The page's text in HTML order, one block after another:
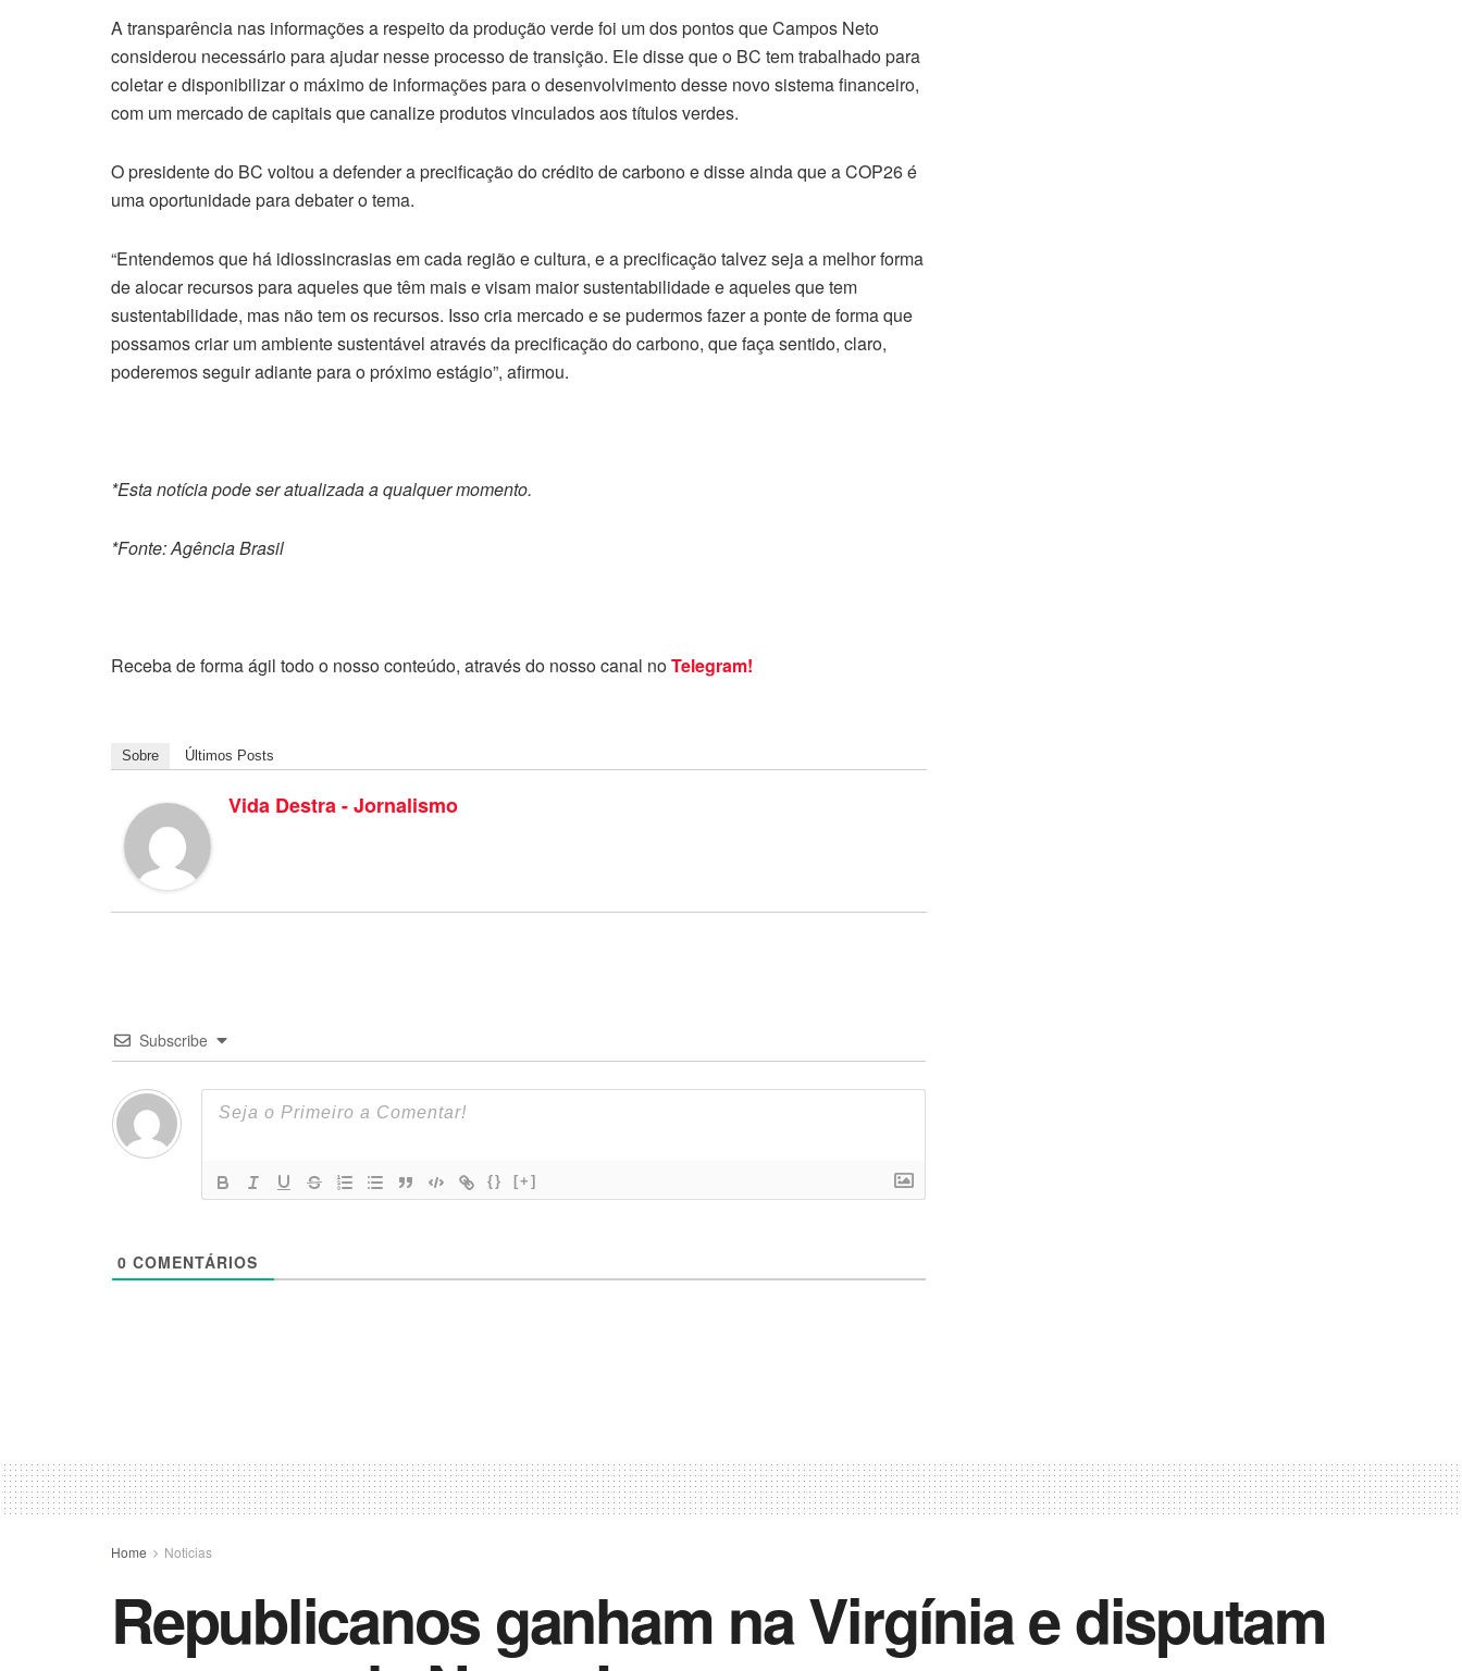
A transparência nas informações a respeito da produção verde foi um dos pontos que Campos Neto
considerou necessário para ajudar nesse processo de transição. Ele disse que o BC tem trabalhado para
coletar e disponibilizar o máximo de informações para o desenvolvimento desse novo sistema financeiro,
com um mercado de capitais que canalize produtos vinculados aos títulos verdes.
O presidente do BC voltou a defender a precificação do crédito de carbono e disse ainda que a COP26 é
uma oportunidade para debater o tema.
“Entendemos que há idiossincrasias em cada região e cultura, e a precificação talvez seja a melhor forma
de alocar recursos para aqueles que têm mais e visam maior sustentabilidade e aqueles que tem
sustentabilidade, mas não tem os recursos. Isso cria mercado e se pudermos fazer a ponte de forma que
possamos criar um ambiente sustentável através da precificação do carbono, que faça sentido, claro,
poderemos seguir adiante para o próximo estágio”, afirmou.
*Esta notícia pode ser atualizada a qualquer momento.
*Fonte: Agência Brasil
Receba de forma ágil todo o nosso conteúdo, através do nosso canal noTelegram!
Sobre Últimos Posts
Vida Destra - Jornalismo
Subscribe
{} [+]
0 COMENTÁRIOS
Home Noticias
Republicanos ganham na Virgínia e disputam